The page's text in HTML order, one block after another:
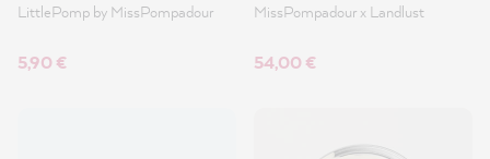
LittlePomp by MissPompadour
5,90 €
MissPompadour x Landlust
54,00 €